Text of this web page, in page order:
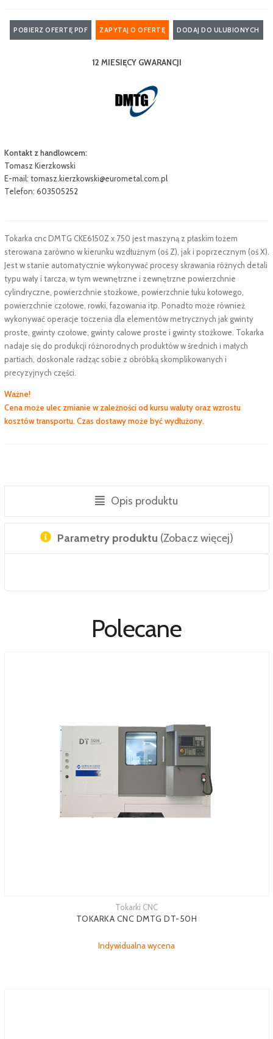
POBIERZ OFERTĘ PDF ZAPYTAJ O OFERTĘ DODAJ DO ULUBIONYCH
12 MIESIĘCY GWARANCJI
Kontakt z handlowcem:
Tomasz Kierzkowski
E-mail: tomasz.kierzkowski@eurometal.com.pl
Telefon: 603505252
Tokarka cnc DMTG CKE6150Z x 750 jest maszyną z płaskim łożem
sterowana zarówno w kierunku wzdłużnym (oś Z), jak i poprzecznym (oś X).
Jest w stanie automatycznie wykonywać procesy skrawania różnych detali
typu wały i tarcza, w tym wewnętrzne i zewnętrzne powierzchnie
cylindryczne, powierzchnie stożkowe, powierzchnie łuku kołowego,
powierzchnie czołowe, rowki, fazowania itp. Ponadto może również
wykonywać operacje toczenia dla elementów metrycznych jak gwinty
proste, gwinty czołowe, gwinty calowe proste i gwinty stożkowe. Tokarka
nadaje się do produkcji różnorodnych produktów w średnich i małych
partiach, doskonale radząc sobie z obróbką skomplikowanych i
precyzyjnych części.
Ważne!
Cena może ulec zmianie w zależności od kursu waluty oraz wzrostu
kosztów transportu. Czas dostawy może być wydłużony.
Opis produktu
Parametry produktu (Zobacz więcej)
Polecane
Tokarki CNC
TOKARKA CNC DMTG DT-50H
Indywidualna wycena